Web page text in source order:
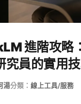
進階攻略
究員的實用
湯分類： 線上工具/服務